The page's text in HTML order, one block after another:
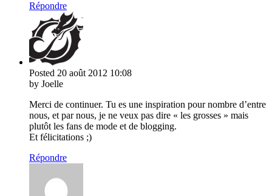
Répondre
Posted 20 août 2012 10:08
by Joelle
Merci de continuer. Tu es une inspiration pour nombre d’entre
nous, et par nous, je ne veux pas dire « les grosses » mais
plutôt les fans de mode et de blogging.
Et félicitations ;)
Répondre